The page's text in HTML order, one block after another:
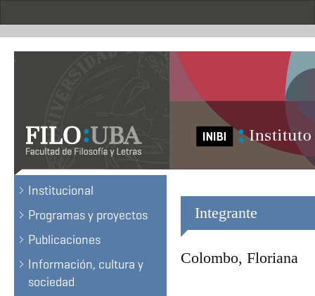
.
Institucional
Programas y proyectos
Publicaciones
Información, cultura y
sociedad
Integrante
Colombo, Floriana